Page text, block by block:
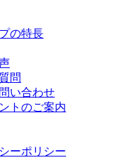
の特長
問
い合わせ
トのご案内
ーポリシー